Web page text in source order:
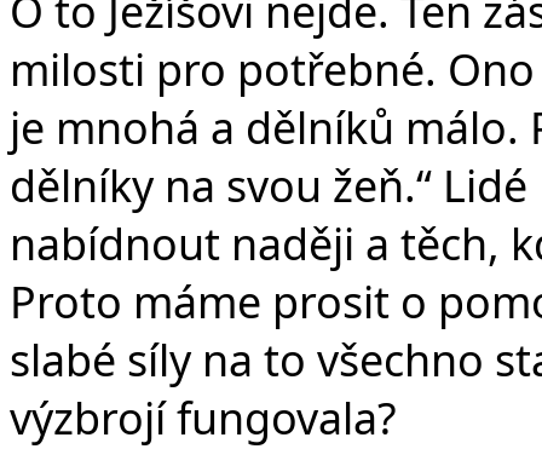
milosti pro potřebné. Ono
je mnohá a dělníků málo.
dělníky na svou žeň.“
nabídnout naději a těch,
Proto máme prosit o
slabé síly na to všechno
výzbrojí fungovala?